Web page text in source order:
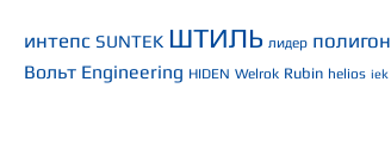
интепс SUNTEK ШТИЛЬ лидер полигон
Вольт Engineering HIDEN Welrok Rubin helios iek